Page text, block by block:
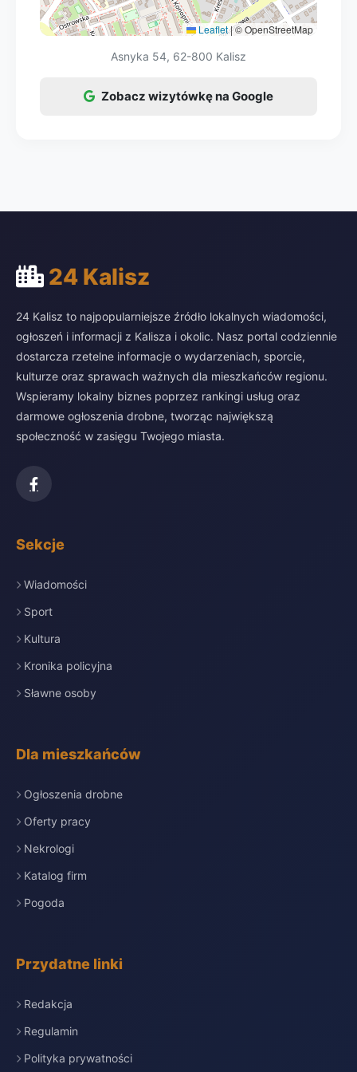
Leaflet|© OpenStreetMap
Asnyka 54, 62-800 Kalisz
Zobacz wizytówkę na Google
24 Kalisz
24 Kalisz to najpopularniejsze źródło lokalnych wiadomości,
ogłoszeń i informacji z Kalisza i okolic. Nasz portal codziennie
dostarcza rzetelne informacje o wydarzeniach, sporcie,
kulturze oraz sprawach ważnych dla mieszkańców regionu.
Wspieramy lokalny biznes poprzez rankingi usług oraz
darmowe ogłoszenia drobne, tworząc największą
społeczność w zasięgu Twojego miasta.
Sekcje
Wiadomości
Sport
Kultura
Kronika policyjna
Sławne osoby
Dla mieszkańców
Ogłoszenia drobne
Oferty pracy
Nekrologi
Katalog firm
Pogoda
Przydatne linki
Redakcja
Regulamin
Polityka prywatności